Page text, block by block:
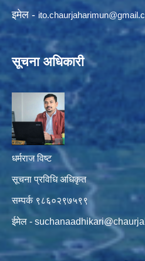
इमेल - ito.chaurjaharimun@
सूचना अधिकारी
धर्मराज विष्ट
सूचना प्रविधि अधिकृत
सम्पर्क ९८६०२९७५९९
ईमेल -